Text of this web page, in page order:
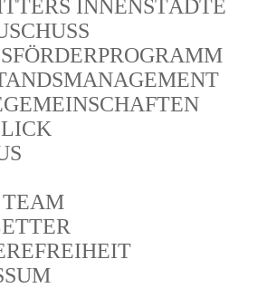
INNENSTÄDTE
TEAM